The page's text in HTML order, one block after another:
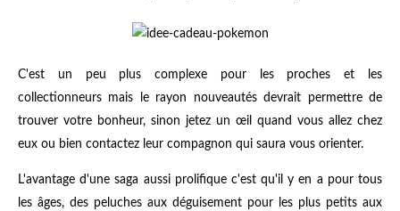
C'est un peu plus complexe pour les proches et les
collectionneurs mais le rayon nouveautés devrait permettre de
trouver votre bonheur, sinon jetez un œil quand vous allez chez
eux ou bien contactez leur compagnon qui saura vous orienter.
L'avantage d'une saga aussi prolifique c'est qu'il y en a pour tous
les âges, des peluches aux déguisement pour les plus petits aux